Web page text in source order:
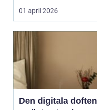
bokningar,
incheckning,
betalningar...
01 april 2026
Den digitala doften